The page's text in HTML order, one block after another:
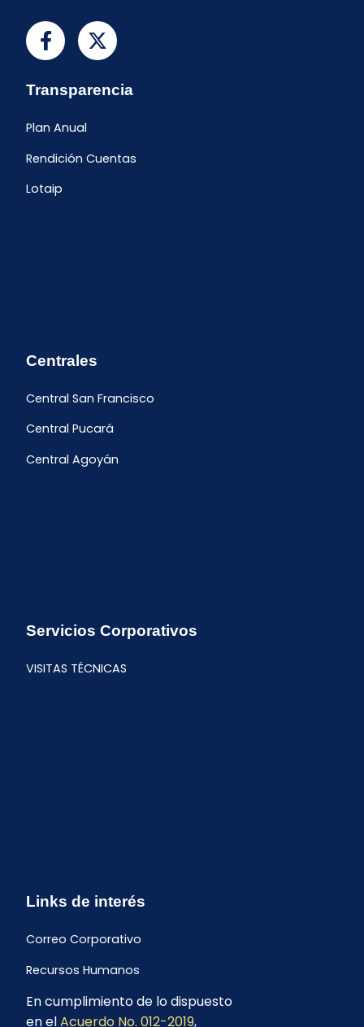
Transparencia
Plan Anual
Rendición Cuentas
Lotaip
Centrales
Central San Francisco
Central Pucará
Central Agoyán
Servicios Corporativos
VISITAS TÉCNICAS
Links de interés
Correo Corporativo
Recursos Humanos
Buzón de quejas y sugerencias
En cumplimiento de lo dispuesto
en elAcuerdo No. 012-2019,